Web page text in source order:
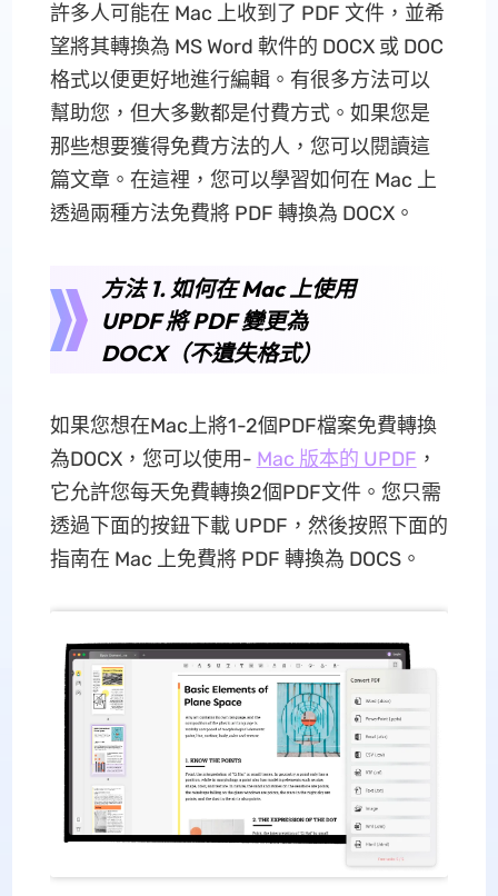
許多人可能在 Mac 上收到了 PDF 文件，並希
望將其轉換為 MS Word 軟件的 DOCX 或 DOC
格式以便更好地進行編輯。有很多方法可以
幫助您，但大多數都是付費方式。如果您是
那些想要獲得免費方法的人，您可以閱讀這
篇文章。在這裡，您可以學習如何在 Mac 上
透過兩種方法免費將 PDF 轉換為 DOCX。
方法 1. 如何在 Mac 上使用
UPDF 將 PDF 變更為
DOCX（不遺失格式）
如果您想在Mac上將1-2個PDF檔案免費轉換
為DOCX，您可以使用- Mac 版本的 UPDF ，
它允許您每天免費轉換2個PDF文件。您只需
透過下面的按鈕下載 UPDF，然後按照下面的
指南在 Mac 上免費將 PDF 轉換為 DOCS。